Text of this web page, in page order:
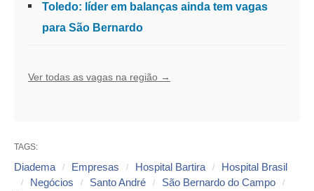
Toledo: líder em balanças ainda tem vagas
para São Bernardo
Ver todas as vagas na região →
TAGS:
Diadema Empresas Hospital Bartira
Hospital Brasil
Negócios
Santo André
São Bernardo do Campo